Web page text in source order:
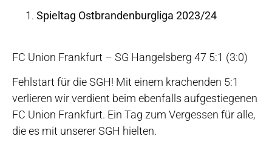
Spieltag Ostbrandenburgliga 2023/24
FC Union Frankfurt – SG Hangelsberg 47 5:1 (3:0)
Fehlstart für die SGH! Mit einem krachenden 5:1
verlieren wir verdient beim ebenfalls aufgestiegenen
FC Union Frankfurt. Ein Tag zum Vergessen für alle,
die es mit unserer SGH hielten.